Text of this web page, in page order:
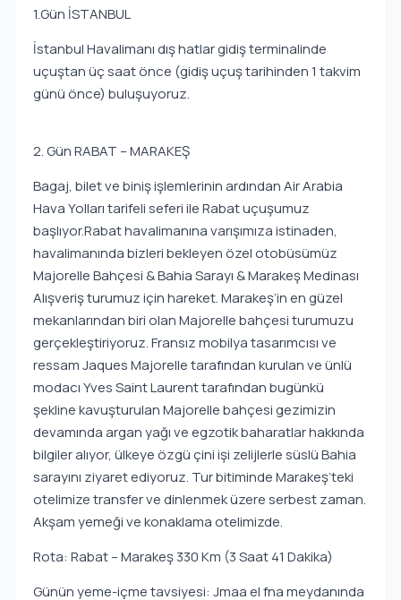
1.Gün İSTANBUL
İstanbul Havalimanı dış hatlar gidiş terminalinde
uçuştan üç saat önce (gidiş uçuş tarihinden 1 takvim
günü önce) buluşuyoruz.
2. Gün RABAT – MARAKEŞ
Bagaj, bilet ve biniş işlemlerinin ardından Air Arabia
Hava Yolları tarifeli seferi ile Rabat uçuşumuz
başlıyor.Rabat havalimanına varışımıza istinaden,
havalimanında bizleri bekleyen özel otobüsümüz
Majorelle Bahçesi & Bahia Sarayı & Marakeş Medinası
Alışveriş turumuz için hareket. Marakeş’in en güzel
mekanlarından biri olan Majorelle bahçesi turumuzu
gerçekleştiriyoruz. Fransız mobilya tasarımcısı ve
ressam Jaques Majorelle tarafından kurulan ve ünlü
modacı Yves Saint Laurent tarafından bugünkü
şekline kavuşturulan Majorelle bahçesi gezimizin
devamında argan yağı ve egzotik baharatlar hakkında
bilgiler alıyor, ülkeye özgü çini işi zelijlerle süslü Bahia
sarayını ziyaret ediyoruz. Tur bitiminde Marakeş’teki
otelimize transfer ve dinlenmek üzere serbest zaman.
Akşam yemeği ve konaklama otelimizde.
Rota: Rabat – Marakeş 330 Km (3 Saat 41 Dakika)
Günün yeme-içme tavsiyesi: Jmaa el fna meydanında